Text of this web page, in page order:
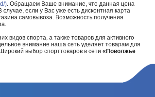
). Обращаем Ваше внимание, что данная цена
если у Вас уже есть дисконтная карта
самовывоза. Возможность получения
видов спорта, а также товаров для активного
внимание наша сеть уделяет товарам для
выбор спорттоваров в сети «Поволжье